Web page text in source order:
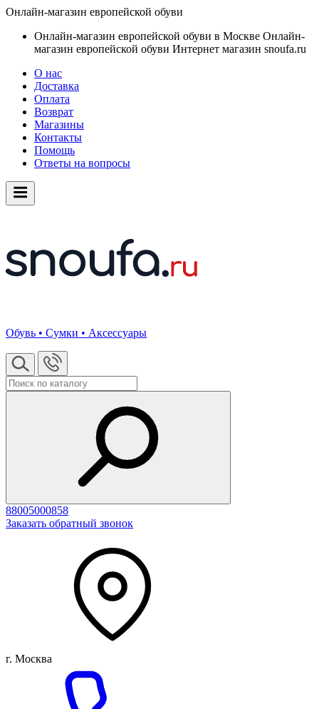
Онлайн-магазин европейской обуви
Онлайн-магазин европейской обуви в Москве Онлайн-
магазин европейской обуви Интернет магазин snoufa.ru
О нас
Доставка
Оплата
Возврат
Магазины
Контакты
Помощь
Ответы на вопросы
Обувь • Сумки • Аксессуары
88005000858
Заказать обратный звонок
г. Москва